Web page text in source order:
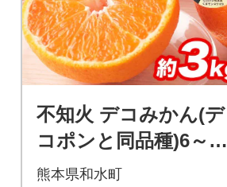
不知火 デコみかん(デ
コポンと同品種)6～13
玉 約3kg(和水町)
熊本県和水町